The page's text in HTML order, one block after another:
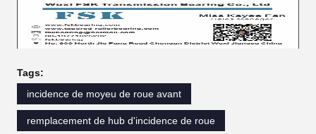
Tags:
incidence de moyeu de roue avant
remplacement de hub d'incidence de roue